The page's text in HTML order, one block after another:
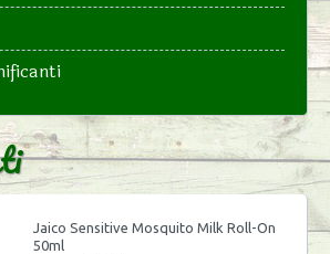
Jaico Sensitive Mosquito Milk Roll-On
50ml